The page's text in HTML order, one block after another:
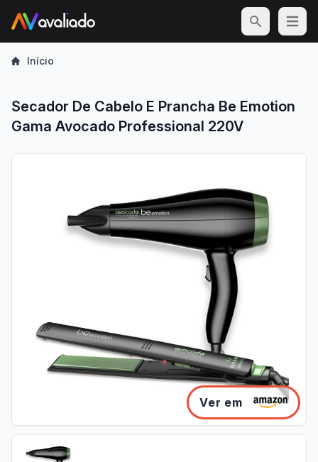
Open
Início
Secador De Cabelo E Prancha Be Emotion
Gama Avocado Professional 220V
Ver em